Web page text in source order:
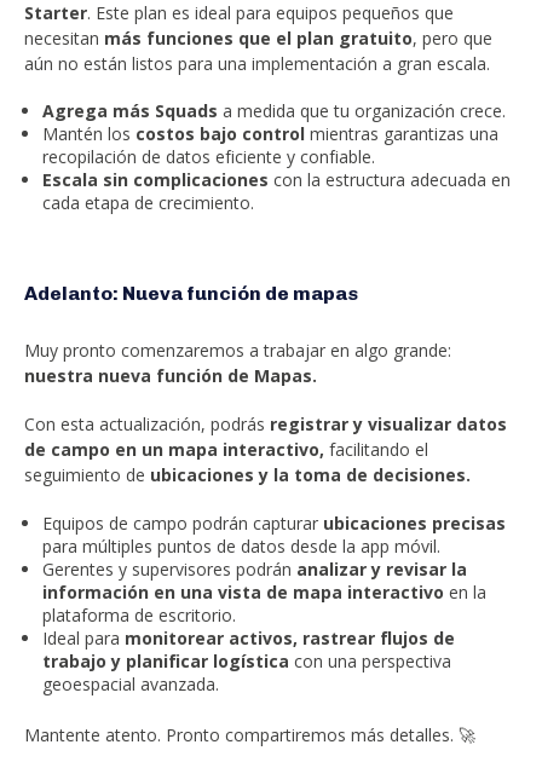
Starter. Este plan es ideal para equipos pequeños que
necesitan más funciones que el plan gratuito, pero que
aún no están listos para una implementación a gran escala.
Agrega más Squads a medida que tu organización crece.
Mantén los costos bajo controlmientras garantizas una
recopilación de datos eficiente y confiable.
Escala sin complicacionescon la estructura adecuada en
cada etapa de crecimiento.
Adelanto: Nueva función de mapas
Muy pronto comenzaremos a trabajar en algo grande:
nuestra nueva función de Mapas.
Con esta actualización, podrás registrar y visualizar datos
de campo en un mapa interactivo, facilitando el
seguimiento de ubicaciones y la toma de decisiones.
Equipos de campo podrán capturar ubicaciones precisas
para múltiples puntos de datos desde la app móvil.
Gerentes y supervisores podrán analizar y revisar la
información en una vista de mapa interactivo en la
plataforma de escritorio.
Ideal para monitorear activos, rastrear flujos de
trabajo y planificar logística con una perspectiva
geoespacial avanzada.
Mantente atento. Pronto compartiremos más detalles. 🚀